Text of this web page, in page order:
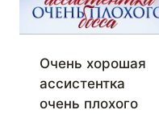
Очень хорошая
ассистентка
очень плохого